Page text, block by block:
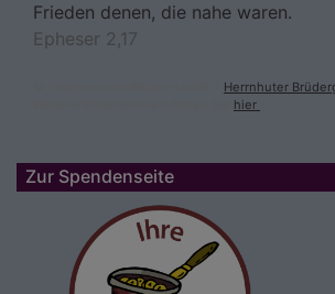
Frieden denen, die nahe waren.
Epheser 2,17
Herrnhuter
hier
Zur Spendenseite